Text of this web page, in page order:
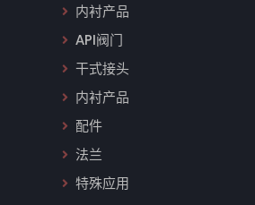
内衬产品
API阀门
干式接头
内衬产品
配件
法兰
特殊应用